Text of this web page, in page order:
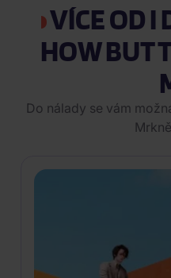
VÍCE OD I
HOW BUT
Do nálady se vám